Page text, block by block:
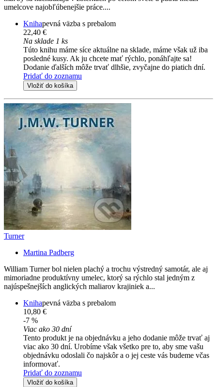
umelcove najobľúbenejšie práce....
Knihapevná väzba s prebalom
22,40 €
Na sklade 1 ks
Túto knihu máme síce aktuálne na sklade, máme však už iba
posledné kusy. Ak ju chcete mať rýchlo, ponáhľajte sa!
Dodanie ďalších môže trvať dlhšie, zvyčajne do piatich dní.
Pridať do zoznamu
Vložiť do košíka
Turner
Martina Padberg
William Turner bol nielen plachý a trochu výstredný samotár, ale aj
mimoriadne produktívny umelec, ktorý sa rýchlo stal jedným z
najúspešnejších anglických maliarov krajiniek a...
Knihapevná väzba s prebalom
10,80 €
-7 %
Viac ako 30 dní
Tento produkt je na objednávku a jeho dodanie môže trvať aj
viac ako 30 dní. Urobíme však všetko pre to, aby sme vašu
objednávku odoslali čo najskôr a o jej ceste vás budeme včas
informovať.
Pridať do zoznamu
Vložiť do košíka